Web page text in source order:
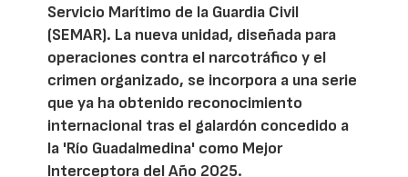
Servicio Marítimo de la Guardia Civil
(SEMAR). La nueva unidad, diseñada para
operaciones contra el narcotráfico y el
crimen organizado, se incorpora a una serie
que ya ha obtenido reconocimiento
internacional tras el galardón concedido a
la 'Río Guadalmedina' como Mejor
Interceptora del Año 2025.